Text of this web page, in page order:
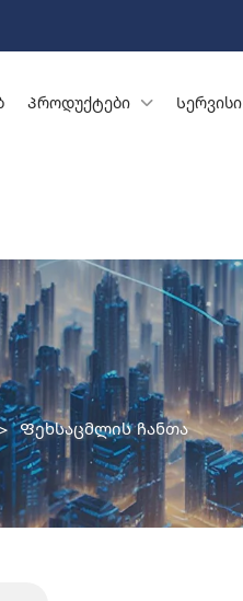
Პროდუქტები Სერვისი
>Ფეხსაცმლის ჩანთა